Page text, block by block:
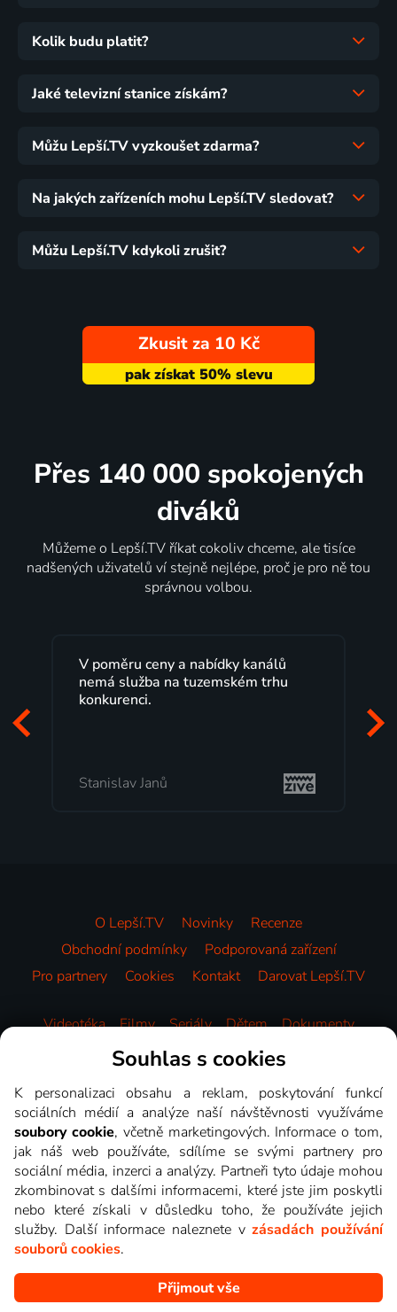
Kolik budu platit?
Jaké televizní stanice získám?
Můžu Lepší.TV vyzkoušet zdarma?
Na jakých zařízeních mohu Lepší.TV sledovat?
Můžu Lepší.TV kdykoli zrušit?
Zkusit za 10 Kč
Přes 140 000 spokojených
diváků
Můžeme o Lepší.TV říkat cokoliv chceme, ale tisíce
nadšených uživatelů ví stejně nejlépe, proč je pro ně tou
správnou volbou.
Lepší.TV sleduji už několik let s
maximální spokojeností. Velký výběr
programů a nemuset běžet k TV na
Milada Tomešová
O Lepší.TV Novinky
Recenze
Obchodní podmínky
Podporovaná zařízení
Pro partnery
Cookies Kontakt Darovat Lepší.TV
Videotéka Filmy Seriály Dětem
Dokumenty
Zábava
Sport Zprávy Hudba
Copyright © goNET s.r.o. Na tomto webu jsou zobrazovány
obrázky z pořadů TV stanic, které můžete sledovat v Lepší.TV.
Souhlas s cookies
K personalizaci obsahu a reklam, poskytování funkcí
sociálních médií a analýze naší návštěvnosti využíváme
soubory cookie, včetně marketingových. Informace o tom,
jak náš web používáte, sdílíme se svými partnery pro
sociální média, inzerci a analýzy. Partneři tyto údaje mohou
zkombinovat s dalšími informacemi, které jste jim poskytli
nebo které získali v důsledku toho, že používáte jejich
služby. Další informace naleznete vzásadách používání
souborů cookies.
Přijmout vše